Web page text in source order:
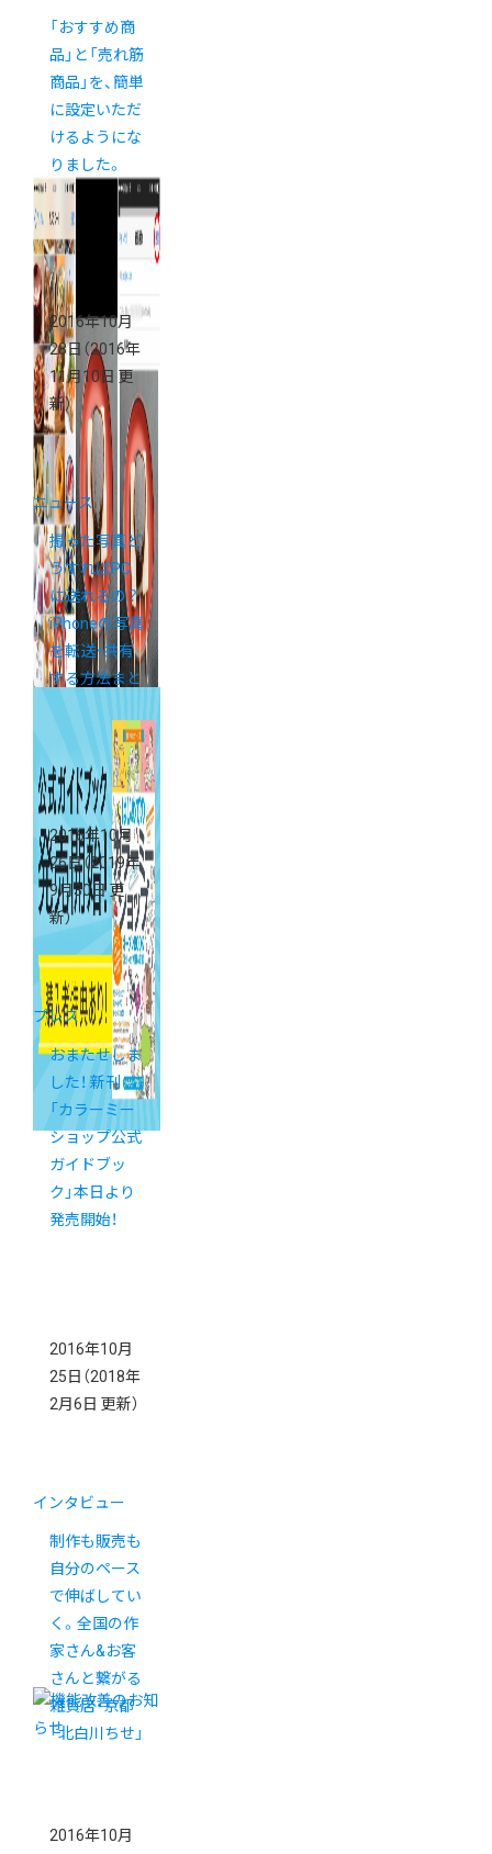
「おすすめ商
品」と「売れ筋
商品」を、簡単
に設定いただ
けるようにな
りました。
2016年10月
28日 （2016年
11月10日 更
新）
ニュース
撮った写真ど
うすればPC
に送れるの？
iPhoneの写真
を転送・共有
する方法まと
2016年10月
26日（2019年
9月30日 更
新）
プレス
おまたせしま
した！ 新刊
「カラーミー
ショップ公式
ガイドブッ
ク」本日より
発売開始！
2016年10月
25日 （2018年
2月6日 更新）
インタビュー
制作も販売も
自分のペース
で伸ばしてい
く。全国の作
家さん&お客
さんと繋がる
雑貨店・京都
「北白川ちせ」
2016年10月